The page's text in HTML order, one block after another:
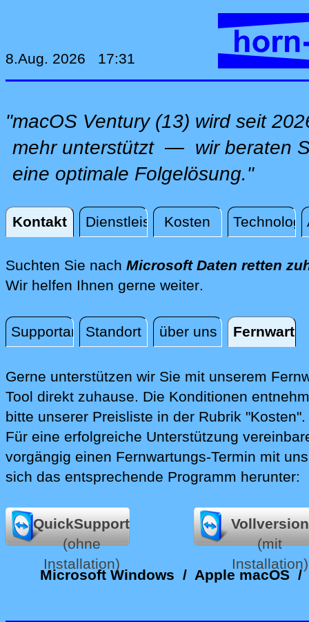
8.Aug. 2026 17:31
"macOS Ventury (13) wird seit
mehr unterstützt — wir beraten
eine optimale Folgelösung."
Kontakt Dienstleistungen
Kosten
Kontakt
Suchten Sie nach Microsoft Daten retten
Wir helfen Ihnen gerne weiterdirekt vor Ort
.
SupportanfrageStandort über uns
Fernwartung
Gerne unterstützen wir Sie mit unserem
Tool direkt zuhause. Die Konditionen
bitte unserer Preisliste in der Rubrik "Kosten".
Für eine erfolgreiche Unterstützung
vorgängig einen Fernwartungs-Termin mit
sich das entsprechende Programm herunter:
QuickSupport
(ohne
Installation)
Vollversion
(mit
Installation)
Microsoft Windows /Apple macOS /